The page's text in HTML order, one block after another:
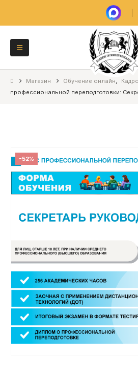
Магазин Обучение онлайн,
профессиональной переподготовки:
-52%